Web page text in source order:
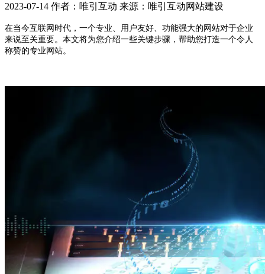
2023-07-14 作者：唯引互动 来源：唯引互动网站建设
在当今互联网时代，一个专业、用户友好、功能强大的网站对于企业
来说至关重要。本文将为您介绍一些关键步骤，帮助您打造一个令人
称赞的专业网站。